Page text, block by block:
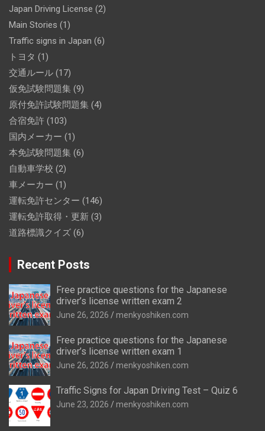
Japan Driving License (2)
Main Stories (1)
Traffic signs in Japan (6)
トヨタ (1)
交通ルール (17)
仮免試験問題集 (9)
原付免許試験問題集 (4)
合宿免許 (103)
国内メーカー (1)
本免試験問題集 (6)
自動車学校 (2)
車メーカー (1)
運転免許センター (146)
運転免許取得・更新 (3)
道路標識クイズ (6)
Recent Posts
Free practice questions for the Japanese
driver’s license written exam 2
June 26, 2026 menkyoshiken.com
Free practice questions for the Japanese
driver’s license written exam 1
June 26, 2026 menkyoshiken.com
Traffic Signs for Japan Driving Test – Quiz 6
June 23, 2026 menkyoshiken.com